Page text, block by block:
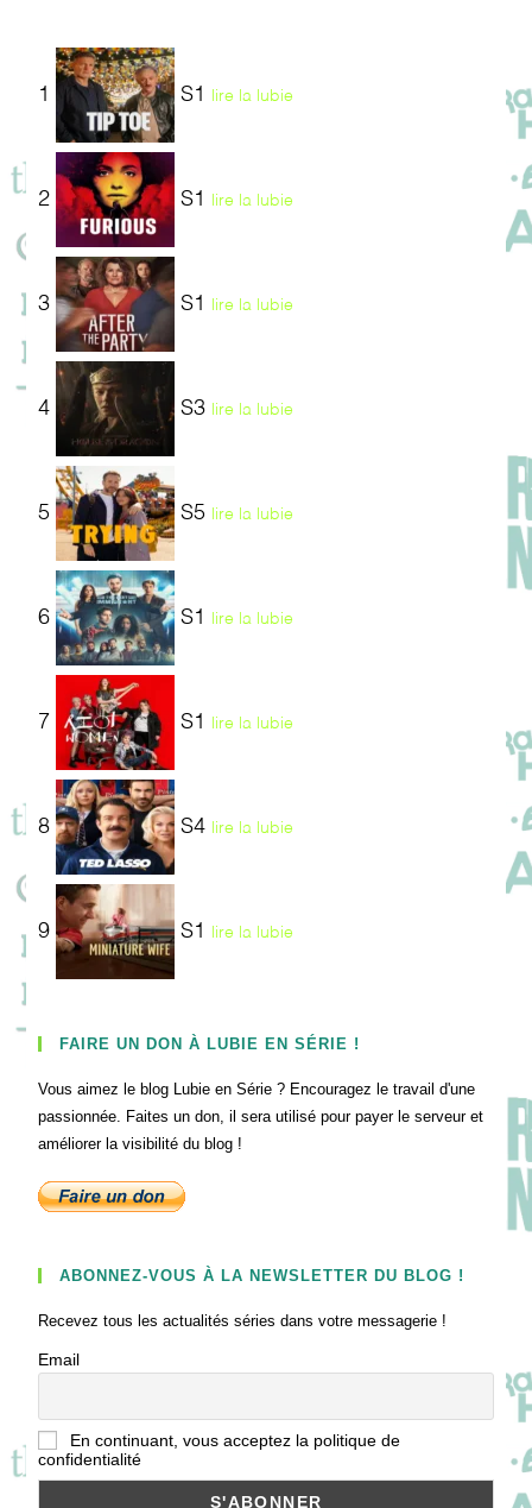
1 S1 lire la lubie
2 S1 lire la lubie
3 S1 lire la lubie
4 S3 lire la lubie
5 S5 lire la lubie
6 S1 lire la lubie
7 S1 lire la lubie
8 S4 lire la lubie
9 S1 lire la lubie
FAIRE UN DON À LUBIE EN SÉRIE !
Vous aimez le blog Lubie en Série ? Encouragez le travail d'une
passionnée. Faites un don, il sera utilisé pour payer le serveur et
améliorer la visibilité du blog !
ABONNEZ-VOUS À LA NEWSLETTER DU BLOG !
Recevez tous les actualités séries dans votre messagerie !
Email
En continuant, vous acceptez la politique de
confidentialité